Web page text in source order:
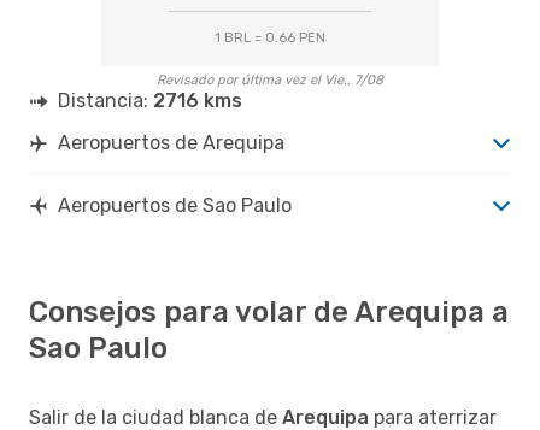
1 BRL = 0.66 PEN
Revisado por última vez el Vie., 7/08
Distancia: 2716 kms
Aeropuertos de Arequipa
Aeropuertos de Sao Paulo
Consejos para volar de Arequipa a
Sao Paulo
Salir de la ciudad blanca de Arequipa para aterrizar